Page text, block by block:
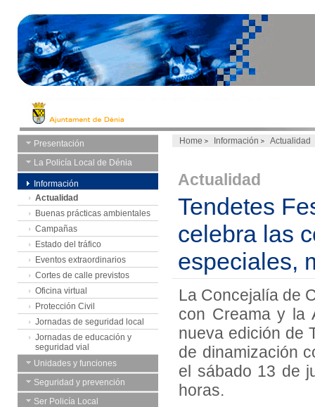
Presentación
La Policía Local de Dénia
Información
Actualidad
Buenas prácticas ambientales
Campañas
Estado del tráfico
Eventos extraordinarios
Cortes de calle previstos
Oficina virtual
Protección Civil
Jornadas de seguridad local
Jornadas de educación y
seguridad vial
Unidades y funciones
Seguridad y prevención
Ser Policía Local
Home Información Actualidad
Actualidad
Tendetes
celebra las
especiales,
La Concejalía de
con Creama y la
nueva edición de
de dinamización
el sábado 13 de
horas.